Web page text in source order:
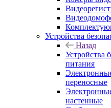
Устройства
Назад
Устройства
питания
переносные
настенные